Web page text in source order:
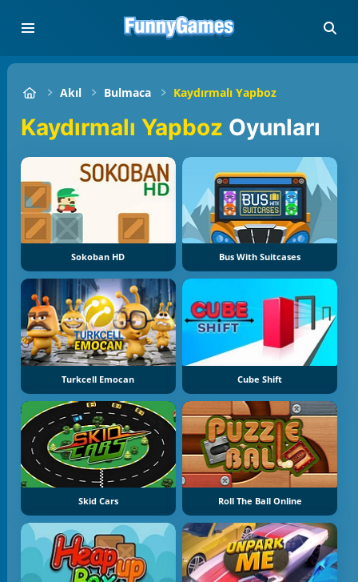
Akıl Bulmaca Kaydırmalı Yapboz
Kaydırmalı Yapboz Oyunları
Sokoban HD Bus With Suitcases
Turkcell Emocan Cube Shift
Skid Cars Roll The Ball Online